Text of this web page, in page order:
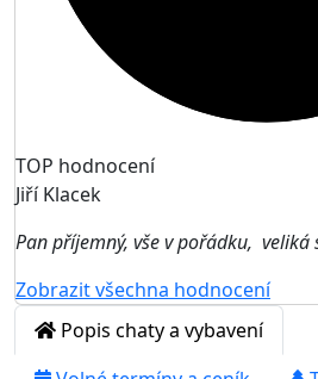
TOP hodnocení
Jiří Klacek
Pan příjemný, vše v pořádku, veliká
Zobrazit všechna hodnocení
Popis chaty a vybavení